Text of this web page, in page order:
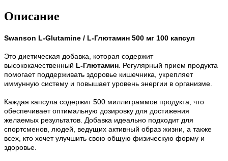
Описание
Swanson L-Glutamine / L-Глютамин 500 мг 100 капсул
Это диетическая добавка, которая содержит
высококачественный L-Глютамин . Регулярный прием продукта
помогает поддерживать здоровье кишечника, укрепляет
иммунную систему и повышает уровень энергии в организме.
Каждая капсула содержит 500 миллиграммов продукта, что
обеспечивает оптимальную дозировку для достижения
желаемых результатов. Добавка идеально подходит для
спортсменов, людей, ведущих активный образ жизни, а также
всех, кто хочет улучшить свою общую физическую форму и
здоровье.